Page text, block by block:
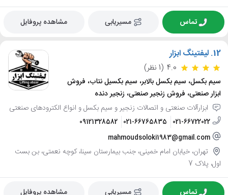
تماس مسیریابی مشاهده پروفایل
12. لیفتینگ ابزار
4.0 (1 نظر)
سیم بکسل، سیم بکسل بالابر، سیم بکسیل نتاب، فروش
ابزار صنعتی، فروش زنجیر صنعتی، زنجیر دنده
ابزارآلات صنعتی و اتصالات زنجیر و سیم بکسل و انواع الکترودهای صنعتی
021-66722022
021-66765835
09121328582
mahmoudsoloki1983@gmail.com
تهران، خیابان امام خمینی، جنب بیمارستان سینا، کوچه نعمتی، بن بست
اول، پلاک 7
تماس مسیریابی مشاهده پروفایل